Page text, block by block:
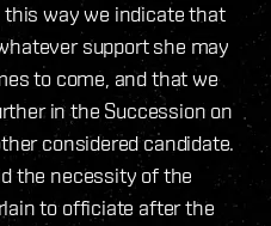
way we indicate that
support she may
to come, and that we
in the Succession on
considered candidate.
the necessity of the
to officiate after the